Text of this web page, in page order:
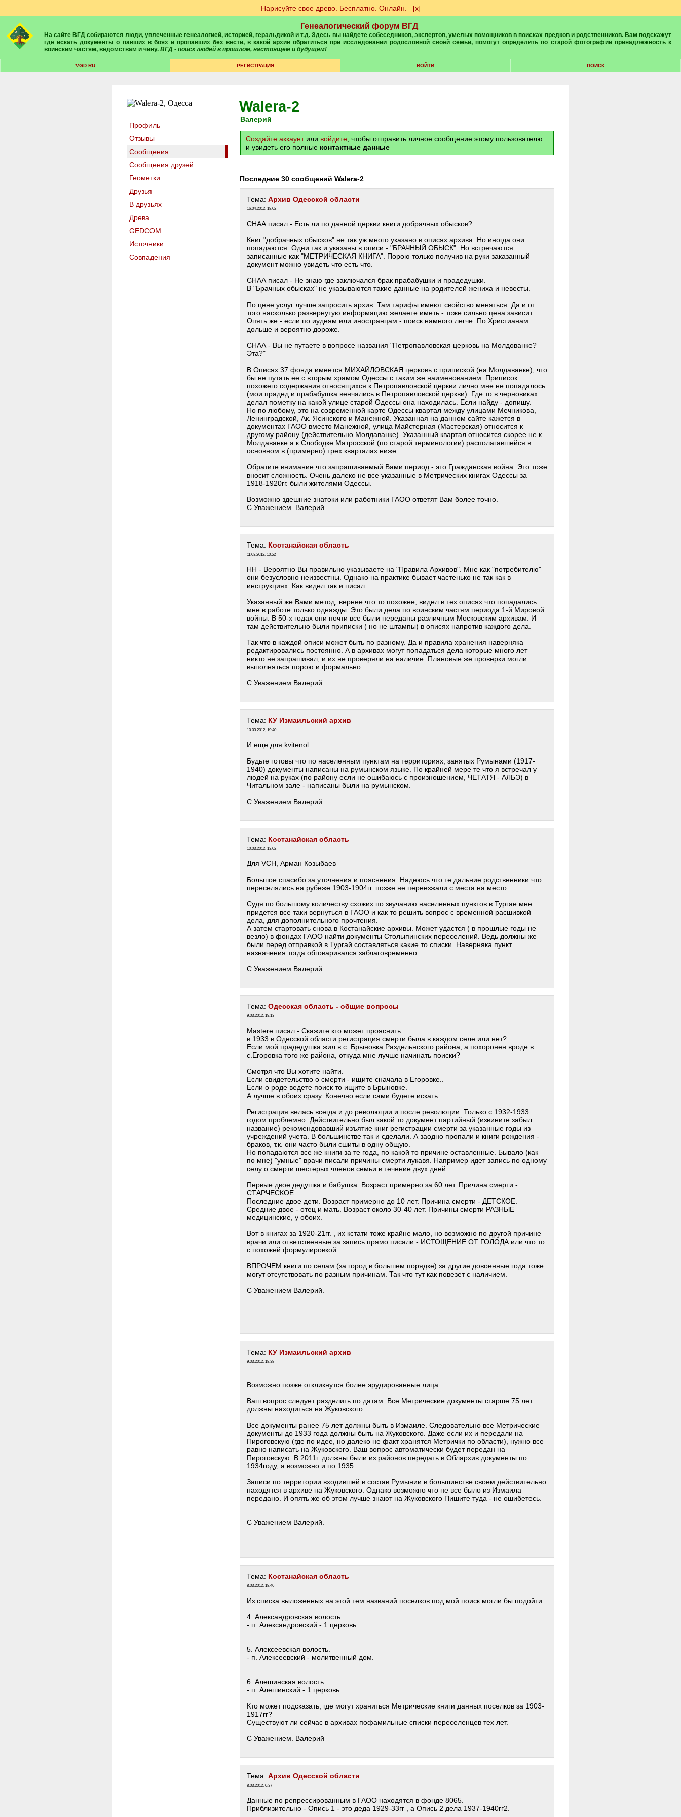
Нарисуйте свое древо. Бесплатно. Онлайн. [х]
Генеалогический форум ВГД
На сайте ВГД собираются люди, увлеченные генеалогией, историей, геральдикой и т.д. Здесь вы найдете собеседников, экспертов, умелых помощников в поисках предков и родственников. Вам подскажут
где искать документы о павших в боях и пропавших без вести, в какой архив обратиться при исследовании родословной своей семьи, помогут определить по старой фотографии принадлежность к
воинским частям, ведомствам и чину. ВГД - поиск людей в прошлом, настоящем и будущем!
VGD.RU РЕГИСТРАЦИЯ ВОЙТИ ПОИСК
Профиль
Отзывы
Сообщения
Сообщения друзей
Геометки
Друзья
В друзьях
Древа
GEDCOM
Источники
Совпадения
Walera-2
Валерий
Создайте аккаунтили войдите , чтобы отправить личное сообщение этому пользователю
и увидеть его полные контактные данные
Последние 30 сообщений Walera-2
Тема: Архив Одесской области
16.04.2012, 18:02
СНАА писал - Есть ли по данной церкви книги добрачных обысков?
Книг "добрачных обысков" не так уж много указано в описях архива. Но иногда они
попадаются. Одни так и указаны в описи - "БРАЧНЫЙ ОБЫСК". Но встречаются
записанные как "МЕТРИЧЕСКАЯ КНИГА". Порою только получив на руки заказанный
документ можно увидеть что есть что.
СНАА писал - Не знаю где заключался брак прабабушки и прадедушки.
В "Брачных обысках" не указываются такие данные на родителей жениха и невесты.
По цене услуг лучше запросить архив. Там тарифы имеют свойство меняться. Да и от
того насколько развернутую информацию желаете иметь - тоже сильно цена зависит.
Опять же - если по иудеям или иностранцам - поиск намного легче. По Христианам
дольше и вероятно дороже.
СНАА - Вы не путаете в вопросе названия "Петропавловская церковь на Молдованке?
Эта?"
В Описях 37 фонда имеется МИХАЙЛОВСКАЯ церковь с припиской (на Молдаванке), что
бы не путать ее с вторым храмом Одессы с таким же наименованием. Приписок
похожего содержания относящихся к Петропавловской церкви лично мне не попадалось
(мои прадед и прабабушка венчались в Петропавловской церкви). Где то в черновиках
делал пометку на какой улице старой Одессы она находилась. Если найду - допишу.
Но по любому, это на современной карте Одессы квартал между улицами Мечникова,
Ленинградской, Ак. Ясинского и Манежной. Указанная на данном сайте кажется в
документах ГАОО вместо Манежной, улица Майстерная (Мастерская) относится к
другому району (действительно Молдаванке). Указанный квартал относится скорее не к
Молдаванке а к Слободке Матросской (по старой терминологии) располагавшейся в
основном в (примерно) трех кварталах ниже.
Обратите внимание что запрашиваемый Вами период - это Гражданская война. Это тоже
вносит сложность. Очень далеко не все указанные в Метрических книгах Одессы за
1918-1920гг. были жителями Одессы.
Возможно здешние знатоки или работники ГАОО ответят Вам более точно.
С Уважением. Валерий.
Тема: Костанайская область
11.03.2012, 10:52
НН - Вероятно Вы правильно указываете на "Правила Архивов". Мне как "потребителю"
они безусловно неизвестны. Однако на практике бывает частенько не так как в
инструкциях. Как видел так и писал.
Указанный же Вами метод, вернее что то похожее, видел в тех описях что попадались
мне в работе только однажды. Это были дела по воинским частям периода 1-й Мировой
войны. В 50-х годах они почти все были переданы различным Московским архивам. И
там действительно были приписки ( но не штампы) в описях напротив каждого дела.
Так что в каждой описи может быть по разному. Да и правила хранения наверняка
редактировались постоянно. А в архивах могут попадаться дела которые много лет
никто не запрашивал, и их не проверяли на наличие. Плановые же проверки могли
выполняться порою и формально.
С Уважением Валерий.
Тема: КУ Измаильский архив
10.03.2012, 19:40
И еще для kvitenol
Будьте готовы что по населенным пунктам на территориях, занятых Румынами (1917-
1940) документы написаны на румынском языке. По крайней мере те что я встречал у
людей на руках (по району если не ошибаюсь с произношением, ЧЕТАТЯ - АЛБЭ) в
Читальном зале - написаны были на румынском.
С Уважением Валерий.
Тема: Костанайская область
10.03.2012, 13:02
Для VCH, Арман Козыбаев
Большое спасибо за уточнения и пояснения. Надеюсь что те дальние родственники что
переселялись на рубеже 1903-1904гг. позже не переезжали с места на место.
Судя по большому количеству схожих по звучанию населенных пунктов в Тургае мне
придется все таки вернуться в ГАОО и как то решить вопрос с временной расшивкой
дела, для дополнительного прочтения.
А затем стартовать снова в Костанайские архивы. Может удастся ( в прошлые годы не
везло) в фондах ГАОО найти документы Столыпинских переселений. Ведь должны же
были перед отправкой в Тургай составляться какие то списки. Наверняка пункт
назначения тогда обговаривался заблаговременно.
С Уважением Валерий.
Тема: Одесская область - общие вопросы
9.03.2012, 19:13
Mastere писал - Скажите кто может прояснить:
в 1933 в Одесской области регистрация смерти была в каждом селе или нет?
Если мой прадедушка жил в с. Брыновка Раздельнского района, а похоронен вроде в
с.Егоровка того же района, откуда мне лучше начинать поиски?
Смотря что Вы хотите найти.
Если свидетельство о смерти - ищите сначала в Егоровке..
Если о роде ведете поиск то ищите в Брыновке.
А лучше в обоих сразу. Конечно если сами будете искать.
Регистрация велась всегда и до революции и после революции. Только с 1932-1933
годом проблемно. Действительно был какой то документ партийный (извините забыл
название) рекомендовавший изъятие книг регистрации смерти за указанные годы из
учреждений учета. В большинстве так и сделали. А заодно пропали и книги рождения -
браков, т.к. они часто были сшиты в одну общую.
Но попадаются все же книги за те года, по какой то причине оставленные. Бывало (как
по мне) "умные" врачи писали причины смерти лукавя. Например идет запись по одному
селу о смерти шестерых членов семьи в течение двух дней:
Первые двое дедушка и бабушка. Возраст примерно за 60 лет. Причина смерти -
СТАРЧЕСКОЕ.
Последние двое дети. Возраст примерно до 10 лет. Причина смерти - ДЕТСКОЕ.
Средние двое - отец и мать. Возраст около 30-40 лет. Причины смерти РАЗНЫЕ
медицинские, у обоих.
Вот в книгах за 1920-21гг. , их кстати тоже крайне мало, но возможно по другой причине
врачи или ответственные за запись прямо писали - ИСТОЩЕНИЕ ОТ ГОЛОДА или что то
с похожей формулировкой.
ВПРОЧЕМ книги по селам (за город в большем порядке) за другие довоенные года тоже
могут отсутствовать по разным причинам. Так что тут как повезет с наличием.
С Уважением Валерий.
Тема: КУ Измаильский архив
9.03.2012, 18:38
Возможно позже откликнутся более эрудированные лица.
Ваш вопрос следует разделить по датам. Все Метрические документы старше 75 лет
должны находиться на Жуковского.
Все документы ранее 75 лет должны быть в Измаиле. Следовательно все Метрические
документы до 1933 года должны быть на Жуковского. Даже если их и передали на
Пироговскую (где по идее, но далеко не факт хранятся Метрички по области), нужно все
равно написать на Жуковского. Ваш вопрос автоматически будет передан на
Пироговскую. В 2011г. должны были из районов передать в Облархив документы по
1934году, а возможно и по 1935.
Записи по территории входившей в состав Румынии в большинстве своем действительно
находятся в архиве на Жуковского. Однако возможно что не все было из Измаила
передано. И опять же об этом лучше знают на Жуковского Пишите туда - не ошибетесь.
С Уважением Валерий.
Тема: Костанайская область
8.03.2012, 18:46
Из списка выложенных на этой тем названий поселков под мой поиск могли бы подойти:
4. Александровская волость.
- п. Александровский - 1 церковь.
5. Алексеевская волость.
- п. Алексеевский - молитвенный дом.
6. Алешинская волость.
- п. Алешинский - 1 церковь.
Кто может подсказать, где могут храниться Метрические книги данных поселков за 1903-
1917гг?
Существуют ли сейчас в архивах пофамильные списки переселенцев тех лет.
С Уважением. Валерий
Тема: Архив Одесской области
8.03.2012, 0:37
Данные по репрессированным в ГАОО находятся в фонде 8065.
Приблизительно - Опись 1 - это деда 1929-33гг , а Опись 2 дела 1937-1940гг2.